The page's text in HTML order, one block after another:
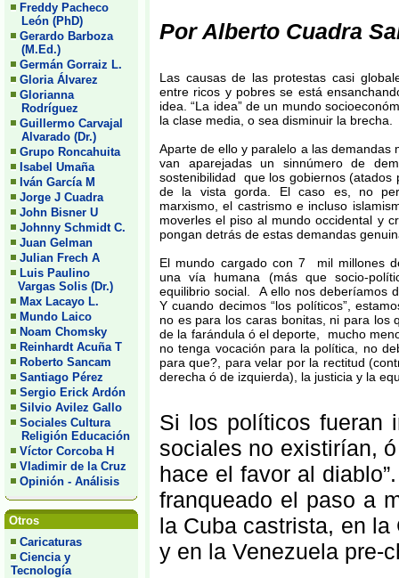
Freddy Pacheco
León (PhD)
Gerardo Barboza
(M.Ed.)
Germán Gorraiz L.
Gloria Álvarez
Glorianna
Rodríguez
Guillermo Carvajal
Alvarado (Dr.)
Grupo Roncahuita
Isabel Umaña
Iván García M
Jorge J Cuadra
John Bisner U
Johnny Schmidt C.
Juan Gelman
Julian Frech A
Luis Paulino
Vargas Solis (Dr.)
Max Lacayo L.
Mundo Laico
Noam Chomsky
Reinhardt Acuña T
Roberto Sancam
Santiago Pérez
Sergio Erick Ardón
Silvio Avilez Gallo
Sociales Cultura
Religión Educación
Víctor Corcoba H
Vladimir de la Cruz
Opinión - Análisis
Otros
Caricaturas
Ciencia y
Tecnología
Por Alberto Cuadra
Las causas de las protestas casi
entre ricos y pobres se está
idea. “La idea” de un mundo
la clase media, o sea disminuir la brecha.
Aparte de ello y paralelo a las demandas
van aparejadas un sinnúmero de
sostenibilidad que los gobiernos
de la vista gorda. El caso es, no
marxismo, el castrismo e incluso
moverles el piso al mundo occidental y
pongan detrás de estas demandas
El mundo cargado con 7 mil millones
una vía humana (más que socio-
equilibrio social. A ello nos deberíamos
Y cuando decimos “los políticos”,
no es para los caras bonitas, ni para los
de la farándula ó el deporte, mucho
no tenga vocación para la política, no
para que?, para velar por la rectitud
derecha ó de izquierda), la justicia y la
Si los políticos fueran
sociales no existirían,
hace el favor al
franqueado el paso a
la Cuba castrista, en
y en la Venezuela pre-